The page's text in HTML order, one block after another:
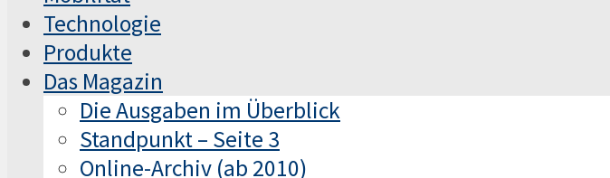
Technologie
Produkte
Das Magazin
Die Ausgaben im Überblick
Standpunkt – Seite 3
Online-Archiv (ab 2010)